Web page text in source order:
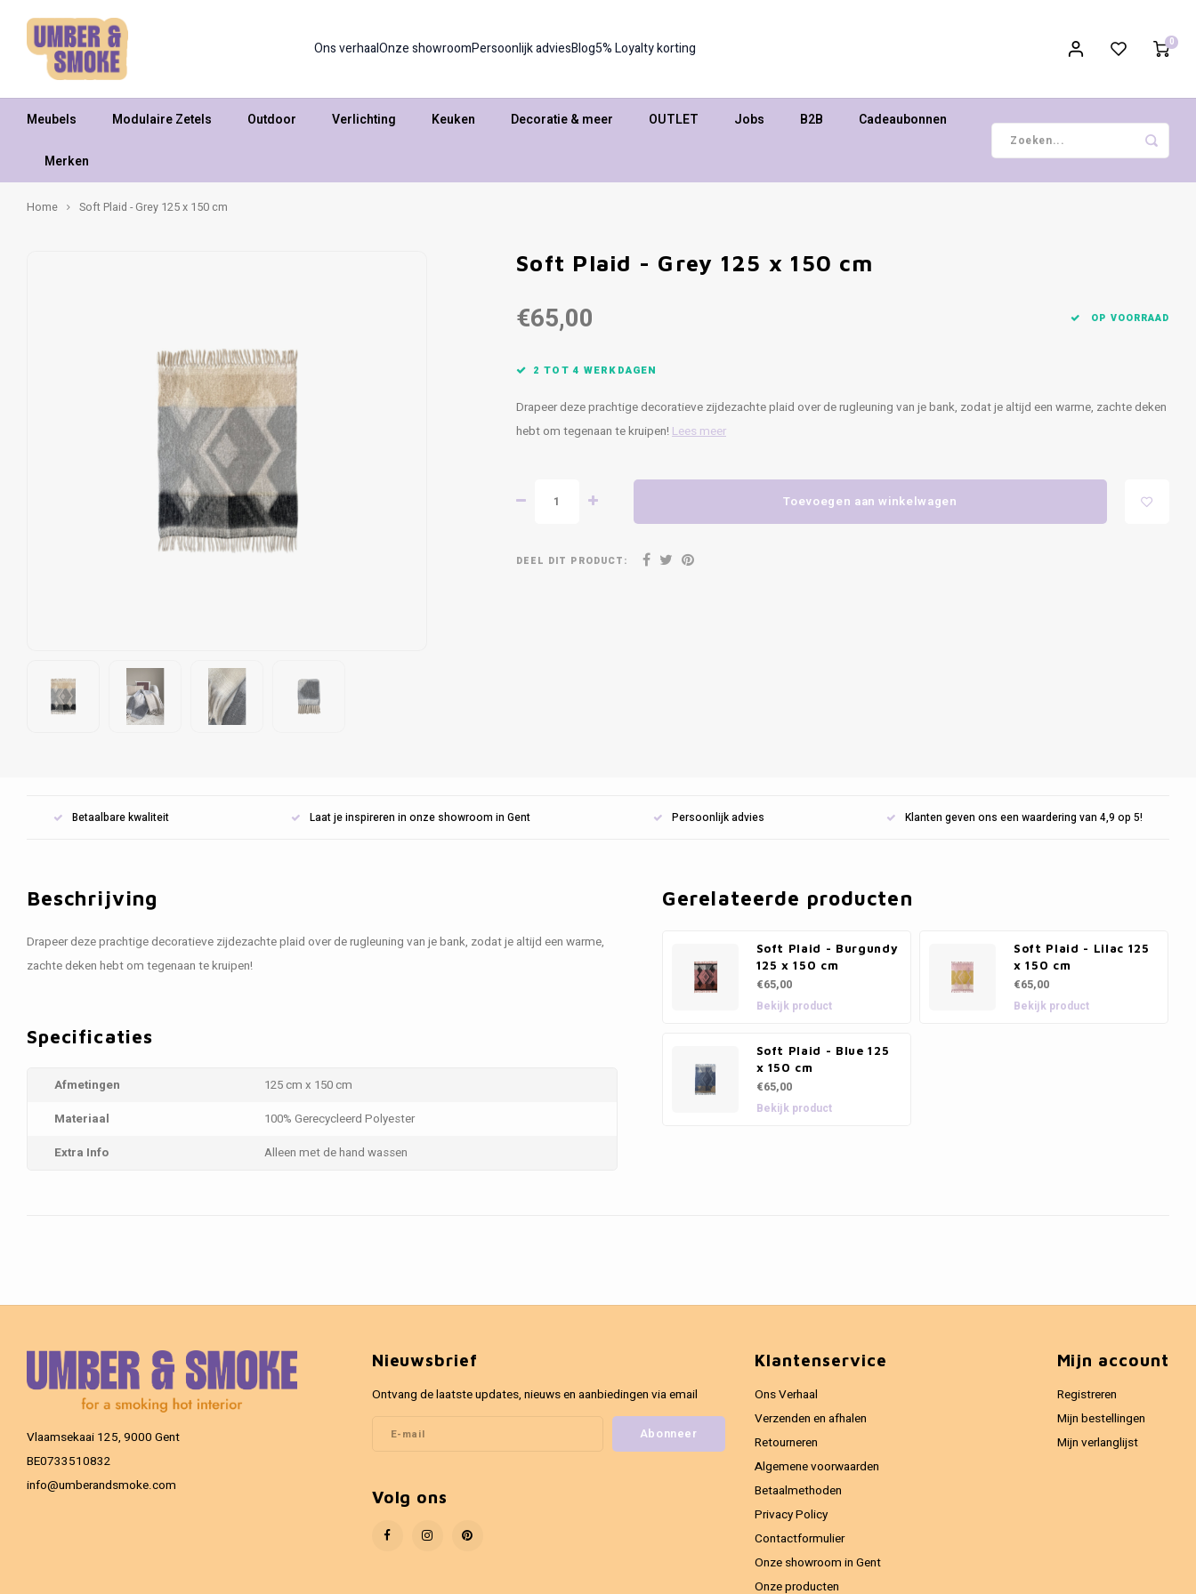
Ons verhaalOnze showroomPersoonlijk adviesBlog5% Loyalty korting 0
Meubels Modulaire Zetels Outdoor Verlichting Keuken Decoratie & meer OUTLET Jobs B2B Cadeaubonnen
Merken
Home Soft Plaid - Grey 125 x 150 cm
Soft Plaid - Grey 125 x 150 cm
€65,00 OP VOORRAAD
2 TOT 4 WERKDAGEN
Drapeer deze prachtige decoratieve zijdezachte plaid over de rugleuning van je bank, zodat je altijd een warme, zachte deken
hebt om tegenaan te kruipen!Lees meer
Toevoegen aan winkelwagen
DEEL DIT PRODUCT:
Betaalbare kwaliteit Laat je inspireren in onze showroom in Gent Persoonlijk advies Klanten geven ons een waardering van 4,9 op 5!
Beschrijving
Drapeer deze prachtige decoratieve zijdezachte plaid over de rugleuning van je bank, zodat je altijd een warme,
zachte deken hebt om tegenaan te kruipen!
Specificaties
Afmetingen
125 cm x 150 cm
Materiaal
100% Gerecycleerd Polyester
Extra Info
Alleen met de hand wassen
Gerelateerde producten
Soft Plaid - Burgundy
125 x 150 cm
€65,00
Bekijk product
Soft Plaid - Lilac 125
x 150 cm
€65,00
Bekijk product
Soft Plaid - Blue 125
x 150 cm
€65,00
Bekijk product
Vlaamsekaai 125, 9000 Gent
BE0733510832
info@umberandsmoke.com
Nieuwsbrief
Ontvang de laatste updates, nieuws en aanbiedingen via email
Abonneer
Volg ons
Klantenservice
Ons Verhaal
Verzenden en afhalen
Retourneren
Algemene voorwaarden
Betaalmethoden
Privacy Policy
Contactformulier
Onze showroom in Gent
Onze producten
Mijn account
Registreren
Mijn bestellingen
Mijn verlanglijst